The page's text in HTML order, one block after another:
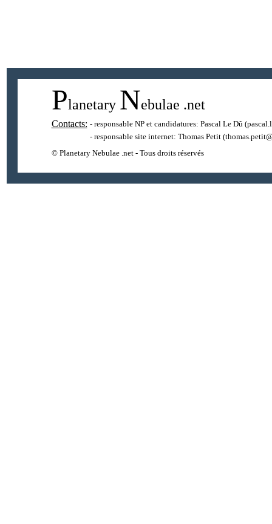
Planetary Nebulae .net
Contacts: - responsable NP et candidatures: Pascal Le Dû
- responsable site internet: Thomas Petit
© Planetary Nebulae .net - Tous droits réservés